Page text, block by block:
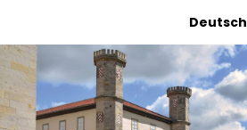
Inhalt
springen
Deutsch
Tickets